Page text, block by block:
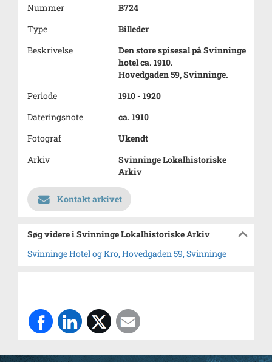
Nummer
B724
Type
Billeder
Beskrivelse
Den store spisesal på Svinninge
hotel ca. 1910.
Hovedgaden 59, Svinninge.
Periode
1910 - 1920
Dateringsnote
ca. 1910
Fotograf
Ukendt
Arkiv
Svinninge Lokalhistoriske
Arkiv
Kontakt arkivet
Søg videre i Svinninge Lokalhistoriske Arkiv
Svinninge Hotel og Kro, Hovedgaden 59, Svinninge